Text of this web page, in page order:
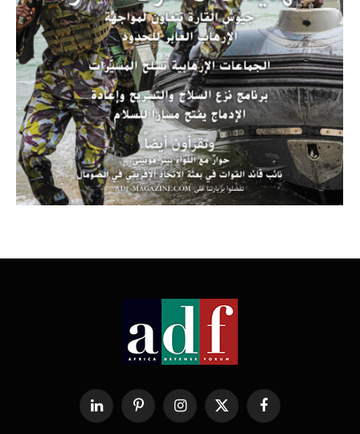
فيسبوك
X
الانستغرامبينتيريستلينكدإن